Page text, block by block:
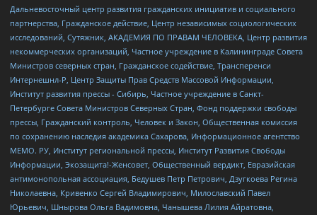
Дальневосточный центр развития гражданских инициатив и социального
партнерства, Гражданское действие, Центр независимых социологических
исследований, Сутяжник, АКАДЕМИЯ ПО ПРАВАМ ЧЕЛОВЕКА, Центр развития
некоммерческих организаций, Частное учреждение в Калининграде Совета
Министров северных стран, Гражданское содействие, Трансперенси
Интернешнл-Р, Центр Защиты Прав Средств Массовой Информации,
Институт развития прессы - Сибирь, Частное учреждение в Санкт-
Петербурге Совета Министров Северных Стран, Фонд поддержки свободы
прессы, Гражданский контроль, Человек и Закон, Общественная комиссия
по сохранению наследия академика Сахарова, Информационное агентство
МЕМО. РУ, Институт региональной прессы, Институт Развития Свободы
Информации, Экозащита!-Женсовет, Общественный вердикт, Евразийская
антимонопольная ассоциация, Бедушев Петр Петрович, Дзугкоева Регина
Николаевна, Кривенко Сергей Владимирович, Милославский Павел
Юрьевич, Шнырова Ольга Вадимовна, Чанышева Лилия Айратовна,